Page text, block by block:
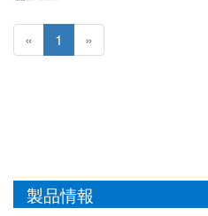
« 1 »
製品情報